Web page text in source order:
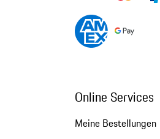
Online Services
Meine Bestellungen